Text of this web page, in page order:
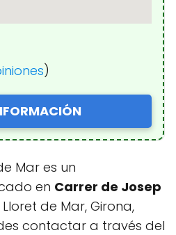
)
Mar es un
en Carrer de Josep
Lloret de Mar, Girona,
contactar a través del